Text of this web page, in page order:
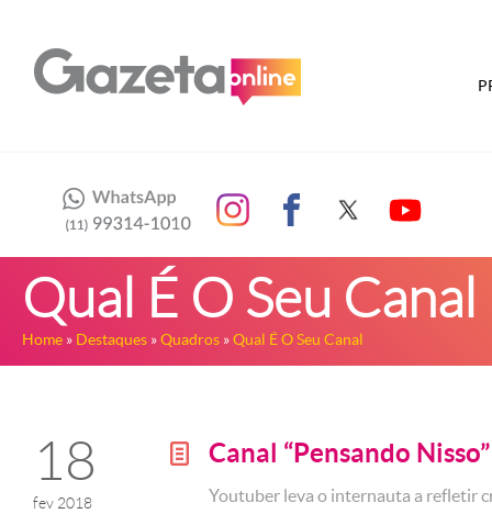
Qual É O Seu Canal
Home » Destaques »Quadros »Qual É O Seu Canal
18
fev 2018
g Canal “Pensando Nisso”
Youtuber leva o internauta a refletir